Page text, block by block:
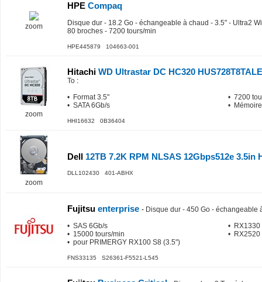
zoom
HPE Compaq
Disque dur - 18.2 Go - échangeable à chaud - 3.5" - Ultra2
80 broches - 7200 tours/min
HPE445879 104663-001
zoom
Hitachi WD Ultrastar DC HC320
To :
• Format 3.5"
• SATA 6Gb/s
• 7200
•
HHI16632 0B36404
zoom
Dell 12TB 7.2K RPM NLSAS 12Gbps512e 3.5in
DLL102430 401-ABHX
Fujitsu enterprise - Disque dur - 450 Go - échangeable
• SAS 6Gb/s
• 15000 tours/min
• pour PRIMERGY RX100 S8 (3.5")
• RX1330
• RX2520
FNS33135 S26361-F5521-L545